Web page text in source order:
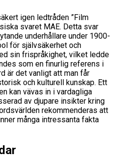
igen ledtråden ”Film
svaret MAE. Detta svar
underhållare under 1900-
för självsäkerhet och
sin frispråkighet, vilket ledde
som en finurlig referens i
är det vanligt att man får
och kulturell kunskap. Ett
kan vävas in i vardagliga
av djupare insikter kring
rekommenderas att
många intressanta fakta